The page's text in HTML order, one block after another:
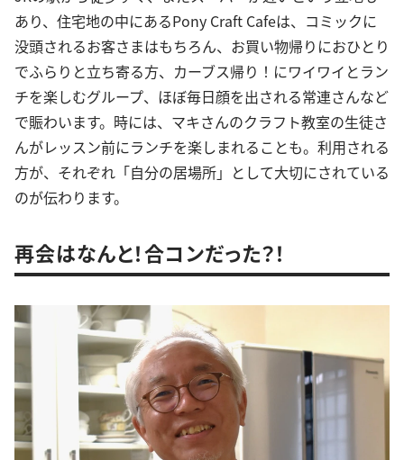
あり、住宅地の中にあるPony Craft Cafeは、コミックに
没頭されるお客さまはもちろん、お買い物帰りにおひとり
でふらりと立ち寄る方、カーブス帰り！にワイワイとラン
チを楽しむグループ、ほぼ毎日顔を出される常連さんなど
で賑わいます。時には、マキさんのクラフト教室の生徒さ
んがレッスン前にランチを楽しまれることも。利用される
方が、それぞれ「自分の居場所」として大切にされている
のが伝わります。
再会はなんと！合コンだった？！